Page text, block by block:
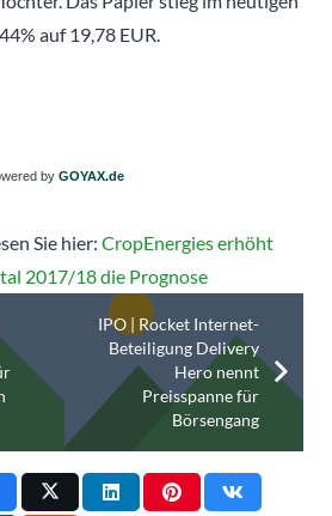
auf 19,78 EUR.
by GOYAX.de
Sie hier: CropEnergies erhöht
2017/18 die Prognose
IPO | Rocket Internet-
Beteiligung Delivery
Hero nennt
Preisspanne für
Börsengang